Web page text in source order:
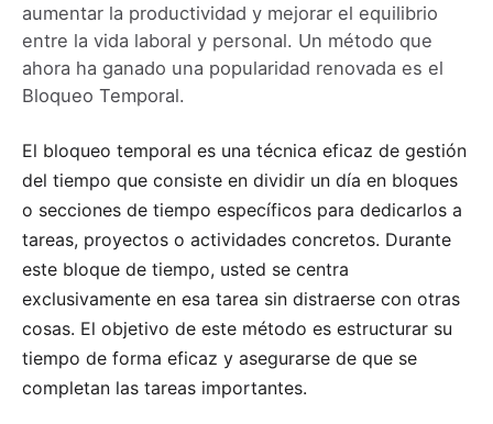
aumentar la productividad y mejorar el equilibrio
entre la vida laboral y personal. Un método que
ahora ha ganado una popularidad renovada es el
Bloqueo Temporal.
El bloqueo temporal es una técnica eficaz de gestión
del tiempo que consiste en dividir un día en bloques
o secciones de tiempo específicos para dedicarlos a
tareas, proyectos o actividades concretos. Durante
este bloque de tiempo, usted se centra
exclusivamente en esa tarea sin distraerse con otras
cosas. El objetivo de este método es estructurar su
tiempo de forma eficaz y asegurarse de que se
completan las tareas importantes.